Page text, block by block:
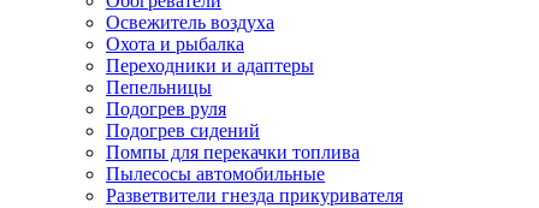
Освежитель воздуха
Охота и рыбалка
Переходники и адаптеры
Пепельницы
Подогрев руля
Подогрев сидений
Помпы для перекачки топлива
Пылесосы автомобильные
Разветвители гнезда прикуривателя